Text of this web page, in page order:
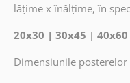
lățime x înălțime, în
20x30 | 30x45 |
Dimensiunile